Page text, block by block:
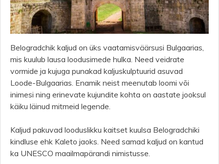
Belogradchik kaljud on üks vaatamisväärsusi Bulgaarias,
mis kuulub lausa loodusimede hulka. Need veidrate
vormide ja kujuga punakad kaljuskulptuurid asuvad
Loode-Bulgaarias. Enamik neist meenutab loomi või
inimesi ning erinevate kujundite kohta on aastate jooksul
käiku läinud mitmeid legende.
Kaljud pakuvad looduslikku kaitset kuulsa Belogradchiki
kindluse ehk Kaleto jaoks. Need samad kaljud on kantud
ka UNESCO maailmapärandi nimistusse.